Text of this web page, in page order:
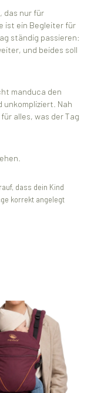
das nur für
ist ein Begleiter für
ständig passieren:
und beides soll
manduca den
unkompliziert. Nah
alles, was der Tag
dass dein Kind
korrekt angelegt